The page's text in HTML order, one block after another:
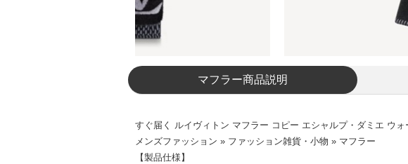
マフラー商品説明
すぐ届く ルイヴィトン マフラー コピー エシャルプ・ダミエ ウ
メンズファッション » ファッション雑貨・小物 » マフラー
【製品仕様】